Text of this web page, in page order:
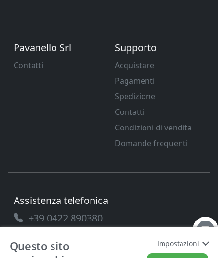
Pavanello Srl
Contatti
Supporto
Acquistare
Pagamenti
Spedizione
Contatti
Condizioni di vendita
Domande frequenti
Assistenza telefonica
+39 0422 890380
Questo sito
Impostazioni